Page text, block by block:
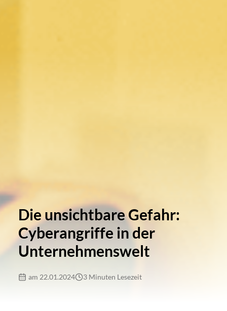
Die unsichtbare Gefahr:
Cyberangriffe in der
Unternehmenswelt
am 22.01.2024 3 Minuten Lesezeit